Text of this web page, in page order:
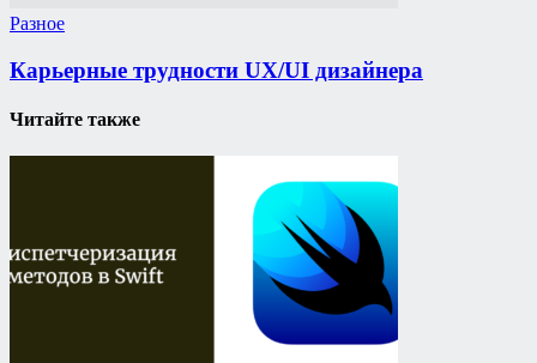
Разное
Карьерные трудности UX/UI дизайнера
Читайте также